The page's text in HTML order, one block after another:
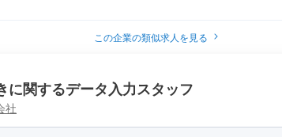
この企業の類似求人を見る
に関するデータ入力スタッフ
社